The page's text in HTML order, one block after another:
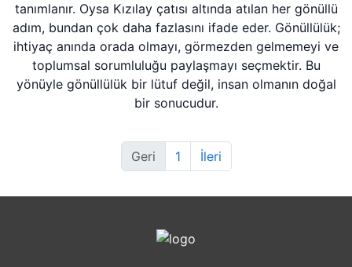
tanımlanır. Oysa Kızılay çatısı altında atılan her gönüllü
adım, bundan çok daha fazlasını ifade eder. Gönüllülük;
ihtiyaç anında orada olmayı, görmezden gelmemeyi ve
toplumsal sorumluluğu paylaşmayı seçmektir. Bu
yönüyle gönüllülük bir lütuf değil, insan olmanın doğal
bir sonucudur.
Geri 1 İleri